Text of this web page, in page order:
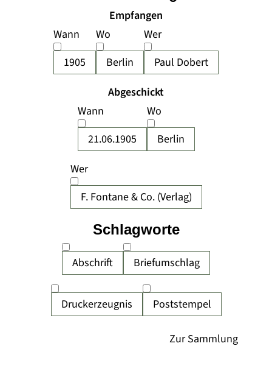
Empfangen
Wann
1905
Wo
Berlin
Wer
Paul Dobert
Abgeschickt
Wann
21.06.1905
Wo
Berlin
Wer
F. Fontane & Co. (Verlag)
Abschrift Briefumschlag
Druckerzeugnis Poststempel
Schlagworte